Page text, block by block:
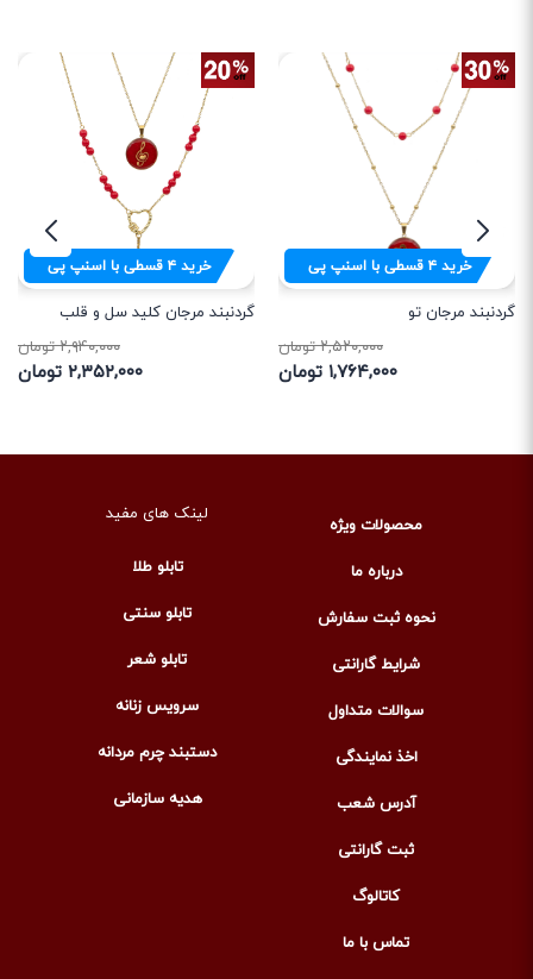
خرید۴قسطی با اسنپ پی
گردنبند مرجان تو
۲,۵۲۰,۰۰۰ تومان
۱,۷۶۴,۰۰۰ تومان
خرید۴قسطی با اسنپ پی
گردنبند مرجان کلید سل و قلب
۲,۹۴۰,۰۰۰ تومان
۲,۳۵۲,۰۰۰ تومان
محصولات ویژه
درباره ما
نحوه ثبت سفارش
شرایط گارانتی
سوالات متداول
اخذ نمایندگی
آدرس شعب
ثبت گارانتی
کاتالوگ
تماس با ما
لینک های مفید
تابلو طلا
تابلو سنتی
تابلو شعر
سرویس زنانه
دستبند چرم مردانه
هدیه سازمانی